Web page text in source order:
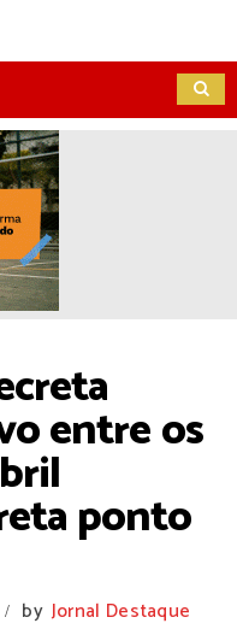
entre os
ponto
/ by Jornal Destaque